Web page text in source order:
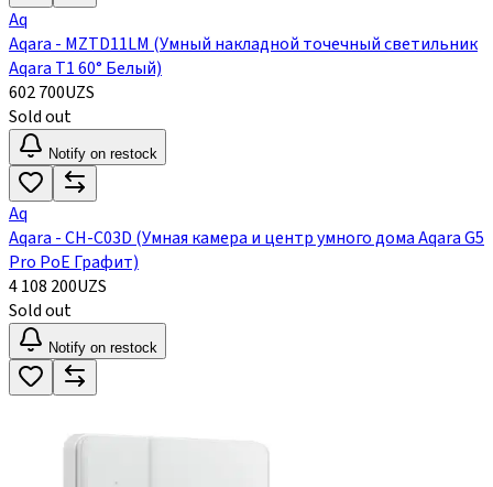
Aq
Aqara - MZTD11LM (Умный накладной точечный светильник
Aqara Т1 60° Белый)
602 700UZS
Sold out
Notify on restock
Aq
Aqara - CH-C03D (Умная камера и центр умного дома Aqara G5
Pro PoE Графит)
4 108 200UZS
Sold out
Notify on restock